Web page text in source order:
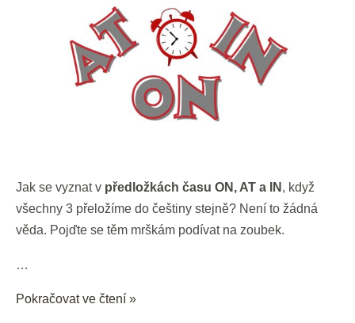
Jak se vyznat v předložkách času ON, AT a IN , když
všechny 3 přeložíme do češtiny stejně? Není to žádná
věda. Pojďte se těm mrškám podívat na zoubek.
…
Pokračovat ve čtení »